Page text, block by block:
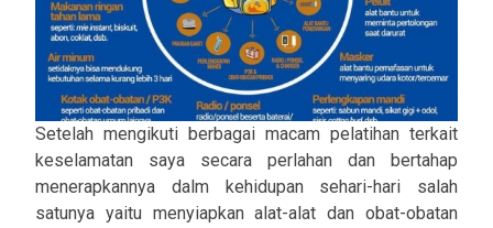
Setelah mengikuti berbagai macam pelatihan terkait
keselamatan saya secara perlahan dan bertahap
menerapkannya dalm kehidupan sehari-hari salah
satunya yaitu menyiapkan alat-alat dan obat-obatan